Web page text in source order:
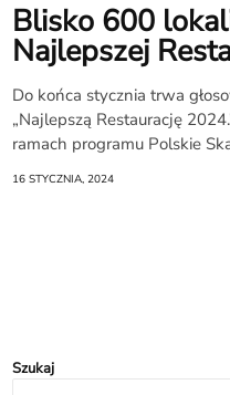
Blisko 600
Najlepszej
Do końca stycznia trwa
„Najlepszą Restaurację
ramach programu Polskie
16 STYCZNIA, 2024
Szukaj